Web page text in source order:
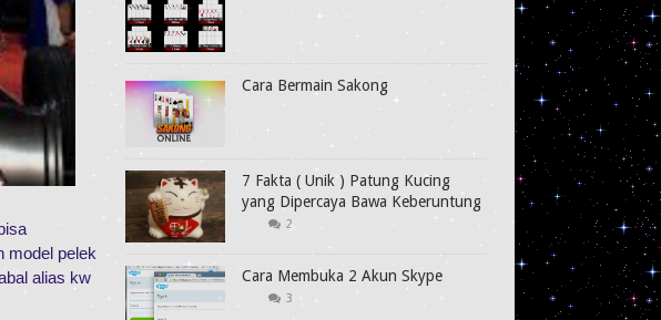
model pelek
alias kw
Cara Bermain Sakong
7 Fakta ( Unik ) Patung Kucing
yang Dipercaya Bawa Keberuntung
2
Cara Membuka 2 Akun Skype
3